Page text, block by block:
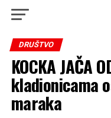
DRUŠTVO
KOCKA JAČA
kladionicama
maraka